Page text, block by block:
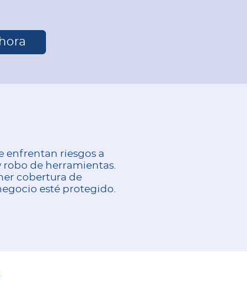
enfrentan riesgos a
robo de herramientas.
cobertura de
esté protegido.